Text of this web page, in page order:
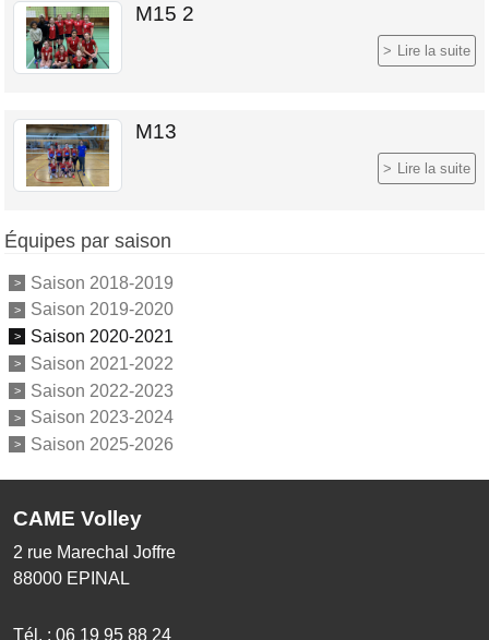
M15 2
Lire la suite
M13
Lire la suite
Équipes par saison
Saison 2018-2019
Saison 2019-2020
Saison 2020-2021
Saison 2021-2022
Saison 2022-2023
Saison 2023-2024
Saison 2025-2026
CAME Volley
2 rue Marechal Joffre
88000 EPINAL
Tél. : 06 19 95 88 24